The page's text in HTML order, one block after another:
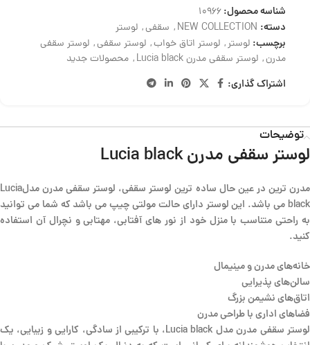
شناسه محصول:10966
دسته: NEW COLLECTION
, سقفی, لوستر
برچسب: لوستر, لوستر اتاق خواب, لوستر سقفی, لوستر سقفی
مدرن, لوستر سقفی مدرن Lucia black , محصولات جدید
اشتراک گذاری:
توضیحات
لوستر سقفی مدرن Lucia black
مدرن ترین در عین حال ساده ترین لوستر سقفی، لوستر سقفی مدرن مدلLucia
black می باشد. این لوستر دارای حالت مولتی چیپ می باشد که شما می توانید
به راحتی متناسب با منزل خود از نور های آفتابی، مهتابی و نچرال آن استفاده
کنید.
خانه‌های مدرن و مینیمال
سالن‌های پذیرایی
اتاق‌های نشیمن بزرگ
فضاهای اداری با طراحی مدرن
لوستر سقفی مدرن مدل Lucia black، با ترکیبی از سادگی، کارایی و زیبایی، یک